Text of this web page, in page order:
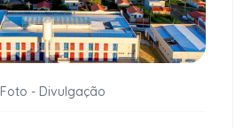
Foto - Divulgação